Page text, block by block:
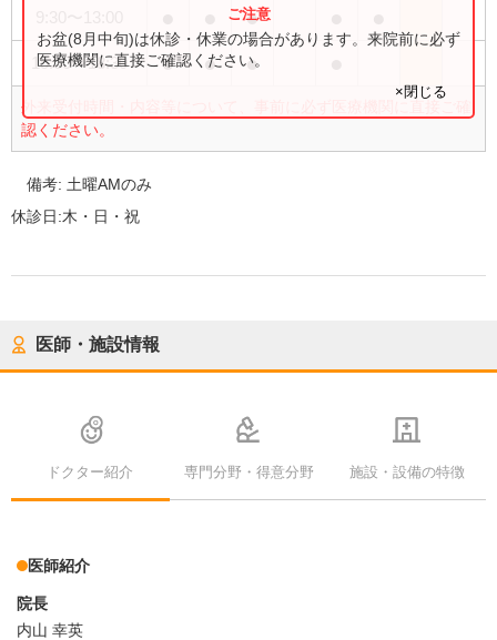
●
15:00〜18:30 ● ● ●
外来受付時間・内容等について、事前に必ず医療機関に直接ご確
認ください。
お盆(8月中旬)は休診・休業の場合があります。来院前に必ず
医療機関に直接ご確認ください。
×閉じる
備考: 土曜AMのみ
休診日:木・日・祝
医師・施設情報
ドクター紹介 専門分野・得意分野 施設・設備の特徴
医師紹介
院長
内山 幸英